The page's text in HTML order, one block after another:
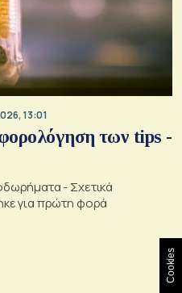
13:01
φορολόγηση των tips -
- Σχετικά
για πρώτη φορά
Cookies